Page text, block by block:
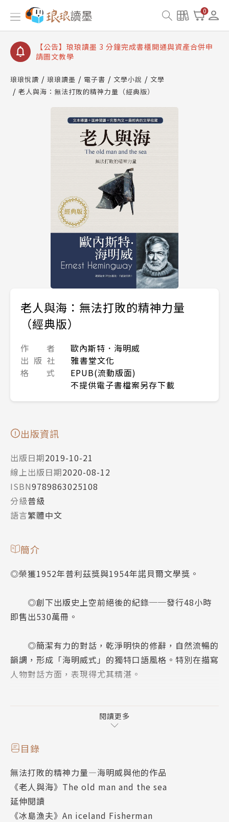
0
【公告】琅琅讀墨數位閱讀資產合併與書櫃開通申請
【公告】琅琅讀墨書櫃開通常見問題
【公告】琅琅讀墨 3 分鐘完成書櫃開通與資產合併申
請圖文教學
查詢
【公告】琅琅讀墨數位閱讀資產合併與書櫃開通申請
琅琅悅讀 琅琅讀墨 電子書 文學小說
文學
老人與海：無法打敗的精神力量（經典版）
老人與海：無法打敗的精神力量
（經典版）
作 者
歐內斯特．海明威
出 版 社
雅書堂文化
格 式
EPUB(流動版面)
不提供電子書檔案另存下載
出版資訊
出版日期2019-10-21
線上出版日期2020-08-12
ISBN9789863025108
分級普級
語言繁體中文
簡介
◎榮獲1952年普利茲獎與1954年諾貝爾文學獎。
◎創下出版史上空前絕後的紀錄──發行48小時
即售出530萬冊。
◎簡潔有力的對話，乾淨明快的修辭，自然流暢的
韻調，形成「海明威式」的獨特口語風格。特別在描寫
人物對話方面，表現得尤其精湛。
孤獨地漂航三日夜，與大魚死拚，與群鯊惡鬥，
志的榮光。
有什麼能讓他倒下？
硬漢從來只能被摧毀，不能被打倒！
閱讀更多
目錄
無法打敗的精神力量—海明威與他的作品
《老人與海》The old man and the sea
延伸閱讀
《冰島漁夫》An iceland Fisherman